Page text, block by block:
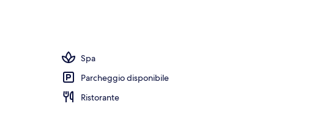
Spa
Parcheggio disponibile
Ristorante